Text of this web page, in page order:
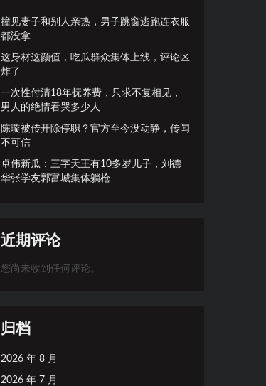
撞见妻子和别人亲热，男子跳窗逃跑连衣服
都没拿
这身材这颜值，吃瓜群众集体上线，评论区
炸了
一次性付清18年抚养费，只求不复相见，
男人的绝情看哭多少人
陈璇被传开除停职？官方至今没动静，传闻
不可信
卓伟新瓜：三字天王有10多岁儿子，刘德
华张学友郭富城集体躺枪
近期评论
您尚未收到任何评论。
归档
2026 年 8 月
2026 年 7 月